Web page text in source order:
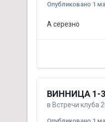
Опубликовано 1
А серезно
ВИННИЦА 1-
в Встречи клуба